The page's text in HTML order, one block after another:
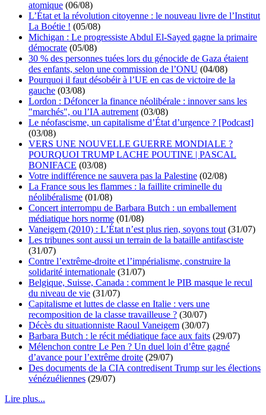
atomique (06/08)
L’État et la révolution citoyenne : le nouveau livre de l’Institut
La Boétie ! (05/08)
Michigan : Le progressiste Abdul El-Sayed gagne la primaire
démocrate (05/08)
30 % des personnes tuées lors du génocide de Gaza étaient
des enfants, selon une commission de l’ONU (04/08)
Pourquoi il faut désobéir à l’UE en cas de victoire de la
gauche (03/08)
Lordon : Défoncer la finance néolibérale : innover sans les
"marchés", ou l’IA autrement (03/08)
Le néofascisme, un capitalisme d’État d’urgence ? [Podcast]
(03/08)
VERS UNE NOUVELLE GUERRE MONDIALE ?
POURQUOI TRUMP LACHE POUTINE | PASCAL
BONIFACE (03/08)
Votre indifférence ne sauvera pas la Palestine (02/08)
La France sous les flammes : la faillite criminelle du
néolibéralisme (01/08)
Concert interrompu de Barbara Butch : un emballement
médiatique hors norme (01/08)
Vaneigem (2010) : L’État n’est plus rien, soyons tout (31/07)
Les tribunes sont aussi un terrain de la bataille antifasciste
(31/07)
Contre l’extrême-droite et l’impérialisme, construire la
solidarité internationale (31/07)
Belgique, Suisse, Canada : comment le PIB masque le recul
du niveau de vie (31/07)
Capitalisme et luttes de classe en Italie : vers une
recomposition de la classe travailleuse ? (30/07)
Décès du situationniste Raoul Vaneigem (30/07)
Barbara Butch : le récit médiatique face aux faits (29/07)
Mélenchon contre Le Pen ? Un duel loin d’être gagné
d’avance pour l’extrême droite (29/07)
Des documents de la CIA contredisent Trump sur les élections
vénézuéliennes (29/07)
Lire plus...